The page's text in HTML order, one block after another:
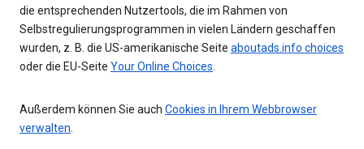
die entsprechenden Nutzertools, die im Rahmen von
Selbstregulierungsprogrammen in vielen Ländern geschaffen
wurden, z. B. die US-amerikanische Seite aboutads.info choices
oder die EU-Seite Your Online Choices.
Außerdem können Sie auch Cookies in Ihrem Webbrowser
verwalten.